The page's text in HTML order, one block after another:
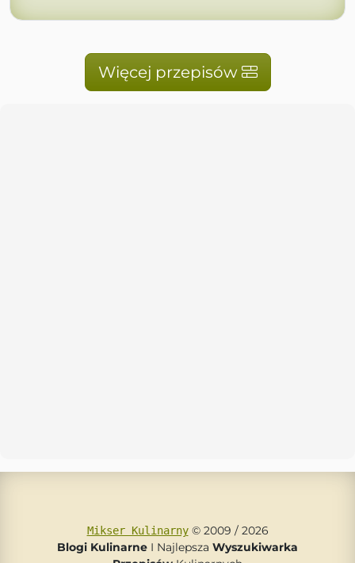
Więcej przepisów
Mikser Kulinarny© 2009 / 2026
Blogi Kulinarne I Najlepsza Wyszukiwarka